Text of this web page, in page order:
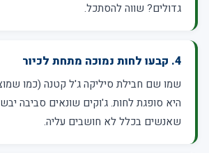
גדולים? שווה להסתכל.
4. קבעו לחות נמוכה מתחת לכיור
שמו שם חבילת סיליקה ג'ל קטנה (כמו
היא סופגת לחות. ג'וקים שונאים סביבה
שאנשים בכלל לא חושבים עליה.